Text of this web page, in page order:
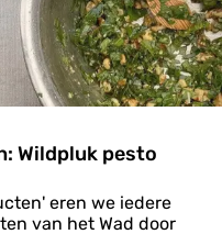
Wildpluk pesto
eren we iedere
van het Wad door